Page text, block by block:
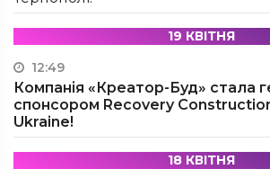
19 КВІТНЯ
12:49
Компанія «Креатор-Буд» стала
спонсором Recovery
Ukraine!
18 КВІТНЯ